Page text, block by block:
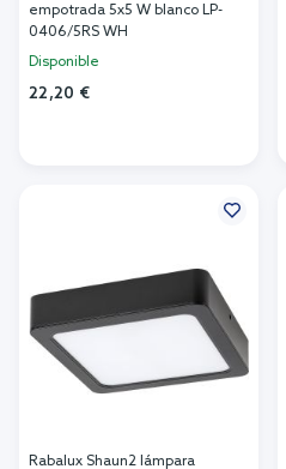
empotrada 5x5 W blanco LP-
0406/5RS WH
Disponible
22,20 €
Rabalux Shaun2 lámpara